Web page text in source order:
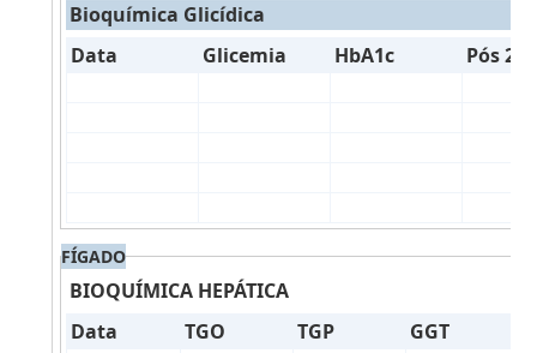
Bioquímica Glicídica
Data
Glicemia HbA1c Pós 2h
FÍGADO
BIOQUÍMICA HEPÁTICA
Data
TGO TGP GGT